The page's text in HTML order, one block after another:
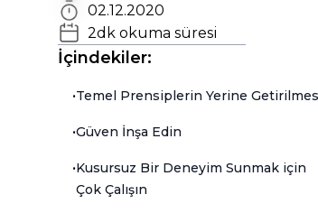
02.12.2020
2dk okuma süresi
İçindekiler:
•Temel Prensiplerin Yerine
•Güven İnşa Edin
•Kusursuz Bir Deneyim Sunmak için
Çok Çalışın